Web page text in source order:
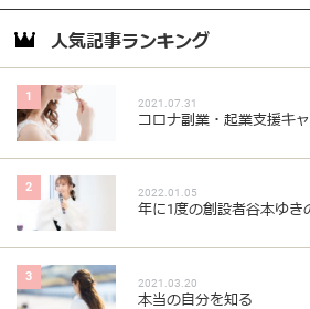
人気記事ランキング
1 2021.07.31
コロナ副業・起業支援キ
2 2022.01.05
年に1度の創設者谷本ゆき
3 2021.03.20
本当の自分を知る